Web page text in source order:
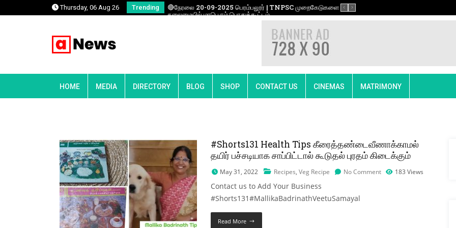
Thursday, 06 Aug 26 Trending
– V log by Mallika Badrinath.நமது ரிஷிகள் 🔴நேரலை 20-09-2025 பெரம்பலூர் | TNPSC முறைகேடுகளை கண்டித்து சீமான்
தலைமையில் மாபெரும் பொதுக்கூட்டம்
முத்துப்பாண்டி
ஆர்ப்பாட்டம்
HOME MEDIA DIRECTORY BLOG SHOP CONTACT US CINEMAS MATRIMONY
#Shorts131 Health Tips கீரைத்தண்டைவீணாக்காமல்
தயிர் பச்சடியாக சாப்பிட்டால் கூடுதல் புரதம் கிடைக்கும்
May 31, 2022 Recipes, Veg Recipe No Comment 183 Views
Contact us to Add Your Business
#Shorts131#MallikaBadrinathVeetuSamayal
Read More